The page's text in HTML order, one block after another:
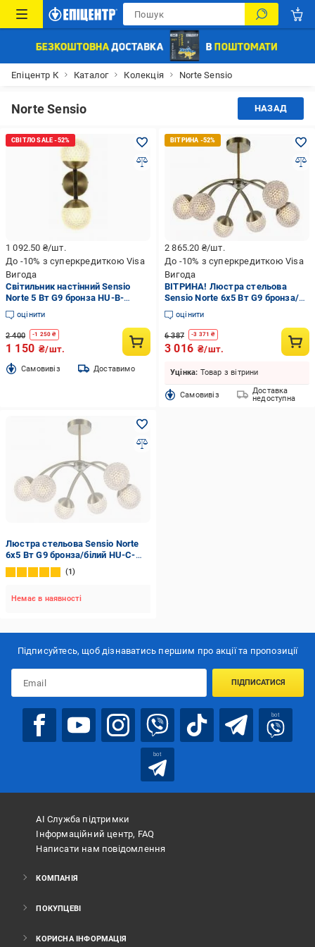
Епіцентр К Каталог Колекція Norte Sensio
Norte Sensio НАЗАД
1 092.50 ₴/шт.
До -10% з суперкредиткою Visa
Вигода
Світильник настінний Sensio
Norte 5 Вт G9 бронза HU-B-
074478-2A
оцінити
2 400 -1 250 ₴
1 150 ₴/шт.
Cамовивіз Доставимо
2 865.20 ₴/шт.
До -10% з суперкредиткою Visa
Вигода
ВІТРИНА! Люстра стельова
Sensio Norte 6x5 Вт G9 бронза/
білий HU-C-074478-6
оцінити
6 387 -3 371 ₴
3 016 ₴/шт.
Уцінка: Товар з вітрини
Cамовивіз
Доставка
недоступна
Люстра стельова Sensio Norte
6x5 Вт G9 бронза/білий HU-C-
074478-6
1
Немає в наявності
Підписуйтесь, щоб дізнаватись першим про акції та пропозиції
ПІДПИСАТИСЯ
bot
bot
АІ Служба підтримки
Інформаційний центр, FAQ
Написати нам повідомлення
КОМПАНІЯ
ПОКУПЦЕВІ
КОРИСНА ІНФОРМАЦІЯ